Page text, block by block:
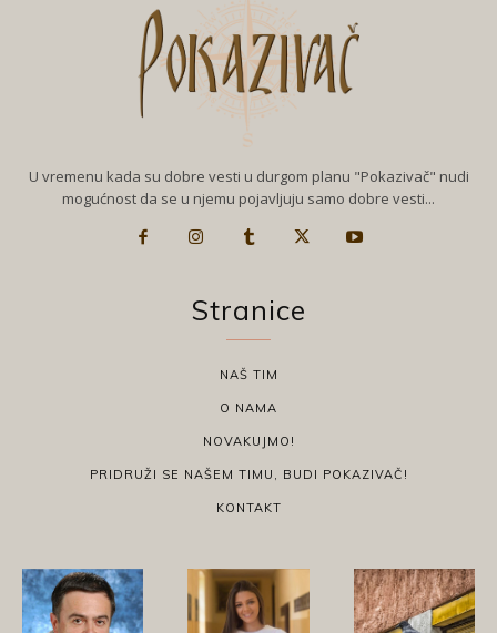
U vremenu kada su dobre vesti u durgom planu "Pokazivač" nudi
mogućnost da se u njemu pojavljuju samo dobre vesti...
Stranice
NAŠ TIM
O NAMA
NOVAKUJMO!
PRIDRUŽI SE NAŠEM TIMU, BUDI POKAZIVAČ!
KONTAKT